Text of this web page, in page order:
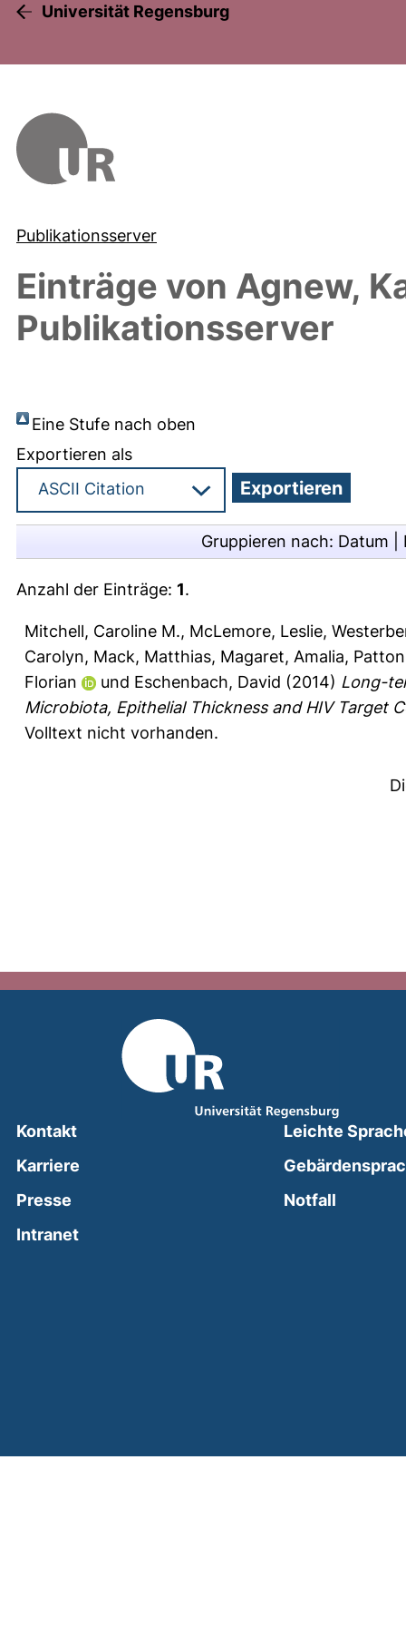
Universität Regensburg
Publikationsserver
Einträge von Agnew,
Publikationsserver
Eine Stufe nach oben
Exportieren als
Gruppieren nach: Datum
Anzahl der Einträge: 1.
Mitchell, Caroline M., McLemore, Leslie,
Carolyn, Mack, Matthias, Magaret, Amalia,
Florian
und Eschenbach, David (2014) Long-
Microbiota, Epithelial Thickness and HIV Target
Volltext nicht vorhanden.
Kontakt
Karriere
Presse
Intranet(external link, opens in a new window)
Leichte
Notfall